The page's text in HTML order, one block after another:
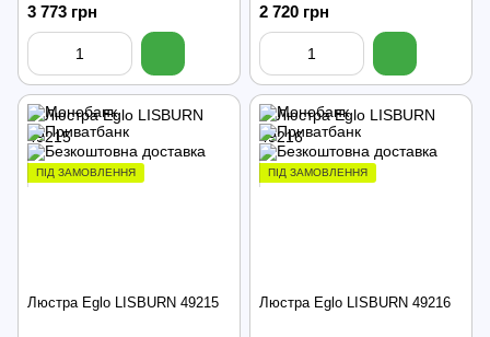
3 773 грн 2 720 грн
ПІД ЗАМОВЛЕННЯ
Люстра Eglo LISBURN 49215
ПІД ЗАМОВЛЕННЯ
Люстра Eglo LISBURN 49216